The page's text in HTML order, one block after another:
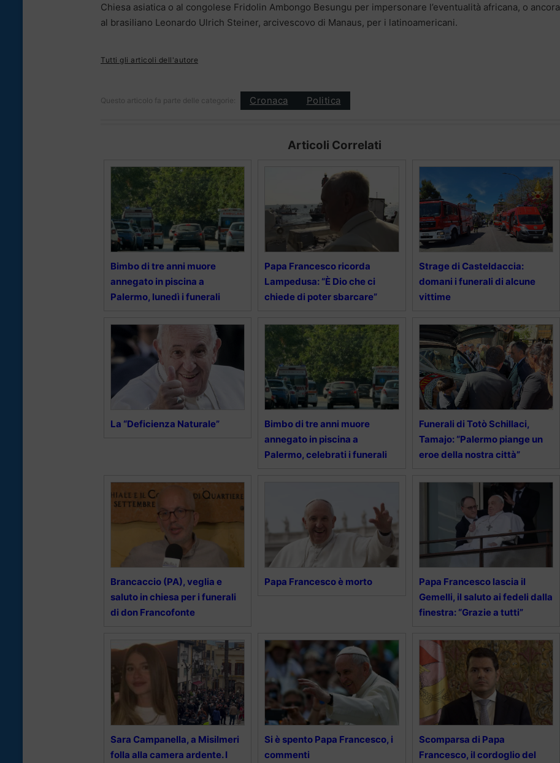
Chiesa asiatica o al congolese Fridolin Ambongo Besungu per impersonare l’eventualità africana, o ancora
al brasiliano Leonardo Ulrich Steiner, arcivescovo di Manaus, per i latinoamericani.
Tutti gli articoli dell'autore
Questo articolo fa parte delle categorie: Cronaca Politica
Articoli Correlati
Bimbo di tre anni muore
annegato in piscina a
Palermo, lunedì i funerali
Papa Francesco ricorda
Lampedusa: “È Dio che ci
chiede di poter sbarcare”
Strage di Casteldaccia:
domani i funerali di alcune
vittime
La “Deficienza Naturale”
Bimbo di tre anni muore
annegato in piscina a
Palermo, celebrati i funerali
Funerali di Totò Schillaci,
Tamajo: “Palermo piange un
eroe della nostra città”
Brancaccio (PA), veglia e
saluto in chiesa per i funerali
di don Francofonte
Papa Francesco è morto
Papa Francesco lascia il
Gemelli, il saluto ai fedeli dalla
finestra: “Grazie a tutti”
Sara Campanella, a Misilmeri
folla alla camera ardente. I
Si è spento Papa Francesco, i
commenti
Scomparsa di Papa
Francesco, il cordoglio del